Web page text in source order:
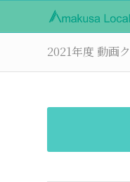
2021年度 動画